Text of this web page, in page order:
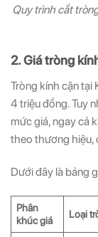
Quy trình cắt
2. Giá tròng
Tròng kính cận
4 triệu đồng. Tuy
mức giá, ngay cả
theo thương hiệu,
Dưới đây là bảng
Phân
khúc giá
Loại